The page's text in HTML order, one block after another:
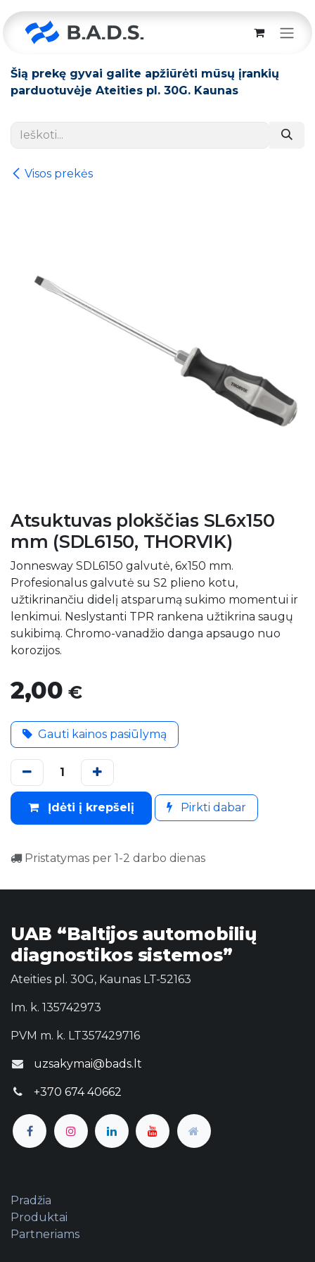
Šią prekę gyvai galite apžiūrėti mūsų įrankių
parduotuvėje Ateities pl. 30G. Kaunas
Visos prekės
Atsuktuvas plokščias SL6x150
mm (SDL6150, THORVIK)
Jonnesway SDL6150 galvutė, 6x150 mm.
Profesionalus galvutė su S2 plieno kotu,
užtikrinančiu didelį atsparumą sukimo momentui ir
lenkimui. Neslystanti TPR rankena užtikrina saugų
sukibimą. Chromo-vanadžio danga apsaugo nuo
korozijos.
2,00 €
Gauti kainos pasiūlymą
Įdėti į krepšelį Pirkti dabar
Pristatymas per 1-2 darbo dienas
UAB “Baltijos automobilių
diagnostikos sistemos”
Ateities pl. 30G, Kaunas LT-52163
Im. k. 135742973
PVM m. k. LT357429716
uzsakymai@bads.lt
+370 674 40662
Pradžia
Produktai
Partneriams